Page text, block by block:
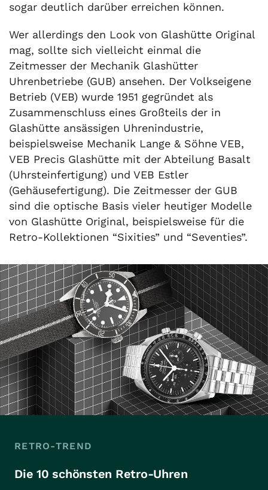
sogar deutlich darüber erreichen können.
Wer allerdings den Look von Glashütte Original
mag, sollte sich vielleicht einmal die
Zeitmesser der Mechanik Glashütter
Uhrenbetriebe (GUB) ansehen. Der Volkseigene
Betrieb (VEB) wurde 1951 gegründet als
Zusammenschluss eines Großteils der in
Glashütte ansässigen Uhrenindustrie,
beispielsweise Mechanik Lange & Söhne VEB,
VEB Precis Glashütte mit der Abteilung Basalt
(Uhrsteinfertigung) und VEB Estler
(Gehäusefertigung). Die Zeitmesser der GUB
sind die optische Basis vieler heutiger Modelle
von Glashütte Original, beispielsweise für die
Retro-Kollektionen “Sixities” und “Seventies”.
RETRO-TREND
Die 10 schönsten Retro-Uhren